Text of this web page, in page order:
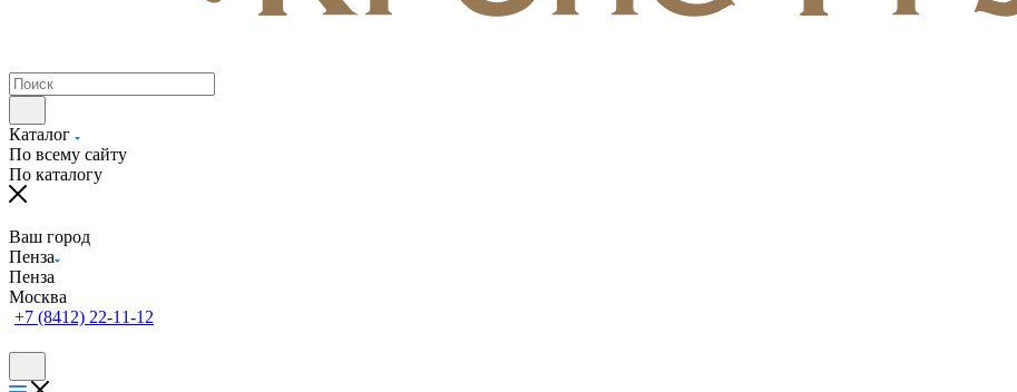
Каталог
По всему сайту
По каталогу
Ваш город
Пенза
Пенза
Москва
+7 (8412) 22-11-12